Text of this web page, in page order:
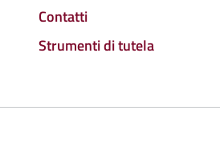
Contatti
Strumenti di tutela